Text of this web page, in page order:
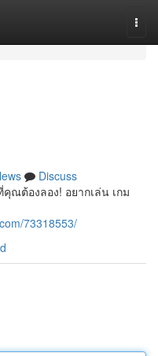
Discuss
ณต้องลอง! อยากเล่น เกม
73318553/